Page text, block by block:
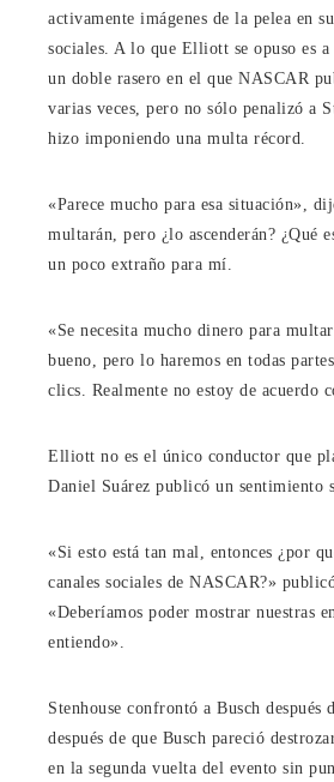
activamente imágenes de la pelea en
sociales. A lo que Elliott se opuso es
un doble rasero en el que NASCAR
varias veces, pero no sólo penalizó a
hizo imponiendo una multa récord.
«Parece mucho para esa situación»,
multarán, pero ¿lo ascenderán? ¿Qué
un poco extraño para mí.
«Se necesita mucho dinero para
bueno, pero lo haremos en todas
clics. Realmente no estoy de acuerdo
Elliott no es el único conductor que
Daniel Suárez publicó un sentimiento
«Si esto está tan mal, entonces ¿por
canales sociales de NASCAR?»
«Deberíamos poder mostrar nuestras
entiendo».
Stenhouse confrontó a Busch
después de que Busch pareció
en la segunda vuelta del evento sin